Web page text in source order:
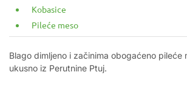
Kobasice
Pileće meso
Blago dimljeno i začinima obogaćeno pileće
ukusno iz Perutnine Ptuj.